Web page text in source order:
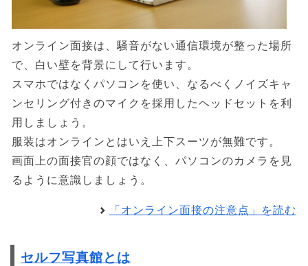
オンライン面接は、騒音がない通信環境が整った場所
で、白い壁を背景にして行います。
スマホではなくパソコンを使い、なるべくノイズキャ
ンセリング付きのマイクを採用したヘッドセットを利
用しましょう。
服装はオンラインとはいえ上下スーツが無難です。
画面上の面接官の顔ではなく、パソコンのカメラを見
るように意識しましょう。
「オンライン面接の注意点」を読む
セルフ写真館とは